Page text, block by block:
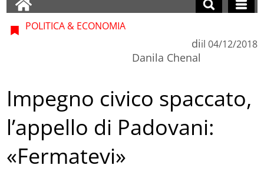
POLITICA & ECONOMIA
di
Danila Chenal
il 04/12/2018
Impegno civico spaccato,
l’appello di Padovani:
«Fermatevi»